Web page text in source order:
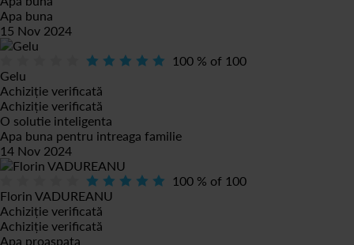
Apa buna
15 Nov 2024
100 % of 100
Gelu
Achiziție verificată
Achiziție verificată
O solutie inteligenta
Apa buna pentru intreaga familie
14 Nov 2024
100 % of 100
Florin VADUREANU
Achiziție verificată
Achiziție verificată
Apa proaspata